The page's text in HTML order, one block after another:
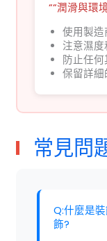
““潤滑與環
使用製造
注意濕
防止任
保留詳
常見問
Q:什麼是
飾?